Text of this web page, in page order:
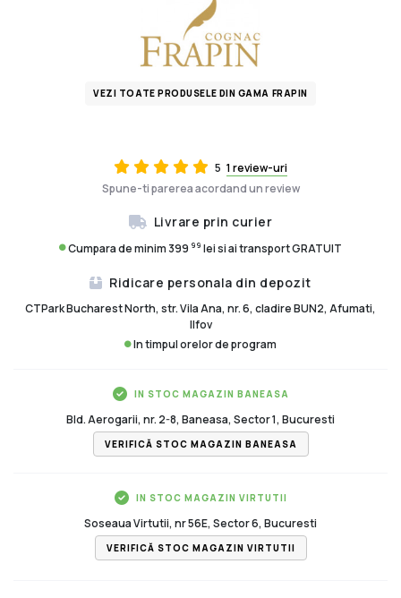
5 1 review-uri
Spune-ti parerea acordand un review
Livrare prin curier
Cumpara de minim 399 99 lei si ai transport GRATUIT
Ridicare personala din depozit
CTPark Bucharest North, str. Vila Ana, nr. 6, cladire BUN2, Afumati,
Ilfov
In timpul orelor de program
IN STOC MAGAZIN BANEASA
Bld. Aerogarii, nr. 2-8, Baneasa, Sector 1, Bucuresti
VERIFICĂ STOC MAGAZIN BANEASA
IN STOC MAGAZIN VIRTUTII
Soseaua Virtutii, nr 56E, Sector 6, Bucuresti
VERIFICĂ STOC MAGAZIN VIRTUTII
VEZI TOATE PRODUSELE DIN GAMA FRAPIN